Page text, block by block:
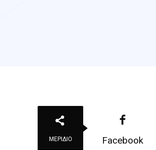
ΜΕΡΊΔΙΟ Facebook